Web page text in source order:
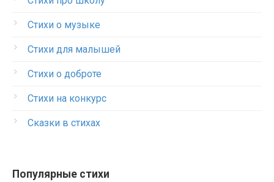
Стихи о музыке
Стихи для малышей
Стихи о доброте
Стихи на конкурс
Сказки в стихах
Популярные стихи